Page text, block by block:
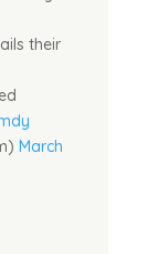
their
March